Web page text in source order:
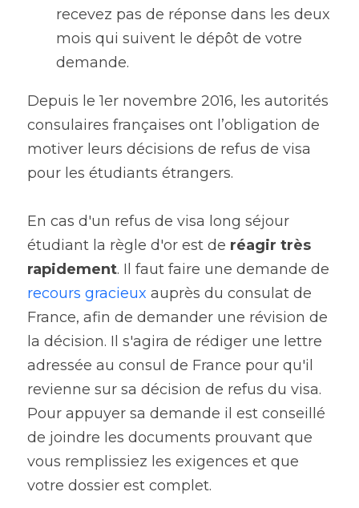
recevez pas de réponse dans les deux
mois qui suivent le dépôt de votre
demande.
Depuis le 1er novembre 2016, les autorités
consulaires françaises ont l’obligation de
motiver leurs décisions de refus de visa
pour les étudiants étrangers.
En cas d'un refus de visa long séjour
étudiant la règle d'or est de réagir très
rapidement
recours gracieux auprès du consulat de
France, afin de demander une révision de
la décision. Il s'agira de rédiger une lettre
adressée au consul de France pour qu'il
revienne sur sa décision de refus du visa.
Pour appuyer sa demande il est conseillé
de joindre les documents prouvant que
vous remplissiez les exigences et que
votre dossier est complet.